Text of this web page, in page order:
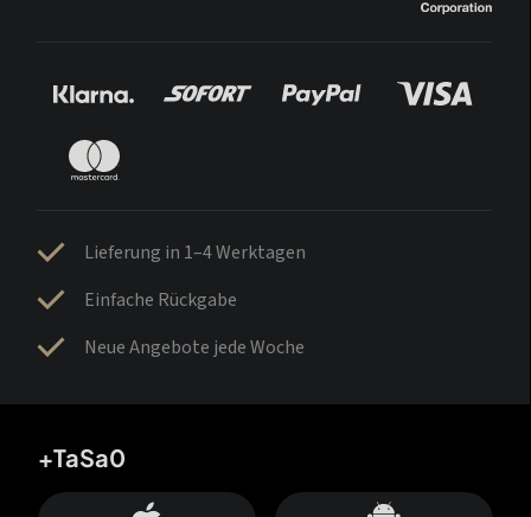
Lieferung in 1–4 Werktagen
Einfache Rückgabe
Neue Angebote jede Woche
+TaSa0